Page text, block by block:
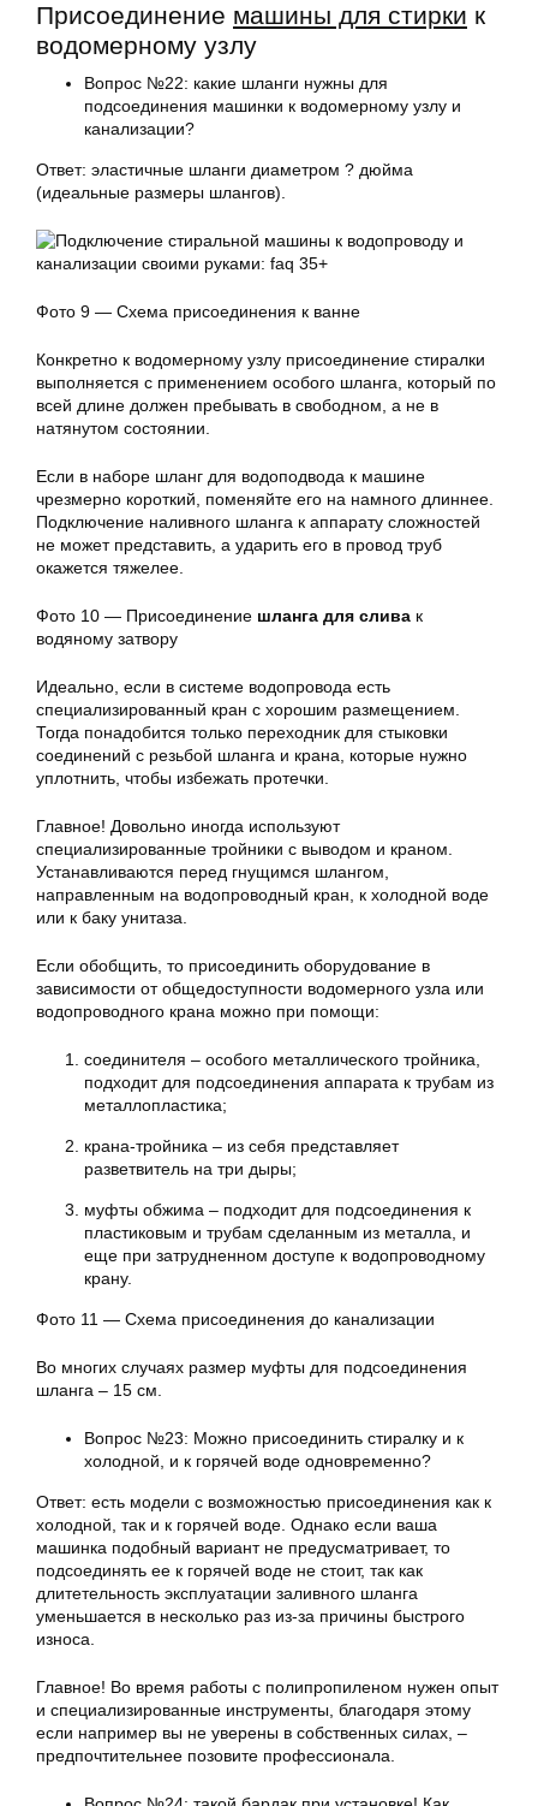
Присоединение машины для стирки к
водомерному узлу
Вопрос №22: какие шланги нужны для
подсоединения машинки к водомерному узлу и
канализации?
Ответ: эластичные шланги диаметром ? дюйма
(идеальные размеры шлангов).
Фото 9 — Схема присоединения к ванне
Конкретно к водомерному узлу присоединение стиралки
выполняется с применением особого шланга, который по
всей длине должен пребывать в свободном, а не в
натянутом состоянии.
Если в наборе шланг для водоподвода к машине
чрезмерно короткий, поменяйте его на намного длиннее.
Подключение наливного шланга к аппарату сложностей
не может представить, а ударить его в провод труб
окажется тяжелее.
Фото 10 — Присоединение шланга для слива к
водяному затвору
Идеально, если в системе водопровода есть
специализированный кран с хорошим размещением.
Тогда понадобится только переходник для стыковки
соединений с резьбой шланга и крана, которые нужно
уплотнить, чтобы избежать протечки.
Главное! Довольно иногда используют
специализированные тройники с выводом и краном.
Устанавливаются перед гнущимся шлангом,
направленным на водопроводный кран, к холодной воде
или к баку унитаза.
Если обобщить, то присоединить оборудование в
зависимости от общедоступности водомерного узла или
водопроводного крана можно при помощи:
соединителя – особого металлического тройника,
подходит для подсоединения аппарата к трубам из
металлопластика;
крана-тройника – из себя представляет
разветвитель на три дыры;
муфты обжима – подходит для подсоединения к
пластиковым и трубам сделанным из металла, и
еще при затрудненном доступе к водопроводному
крану.
Фото 11 — Схема присоединения до канализации
Во многих случаях размер муфты для подсоединения
шланга – 15 см.
Вопрос №23: Можно присоединить стиралку и к
холодной, и к горячей воде одновременно?
Ответ: есть модели с возможностью присоединения как к
холодной, так и к горячей воде. Однако если ваша
машинка подобный вариант не предусматривает, то
подсоединять ее к горячей воде не стоит, так как
длитетельность эксплуатации заливного шланга
уменьшается в несколько раз из-за причины быстрого
износа.
Главное! Во время работы с полипропиленом нужен опыт
и специализированные инструменты, благодаря этому
если например вы не уверены в собственных силах, –
предпочтительнее позовите профессионала.